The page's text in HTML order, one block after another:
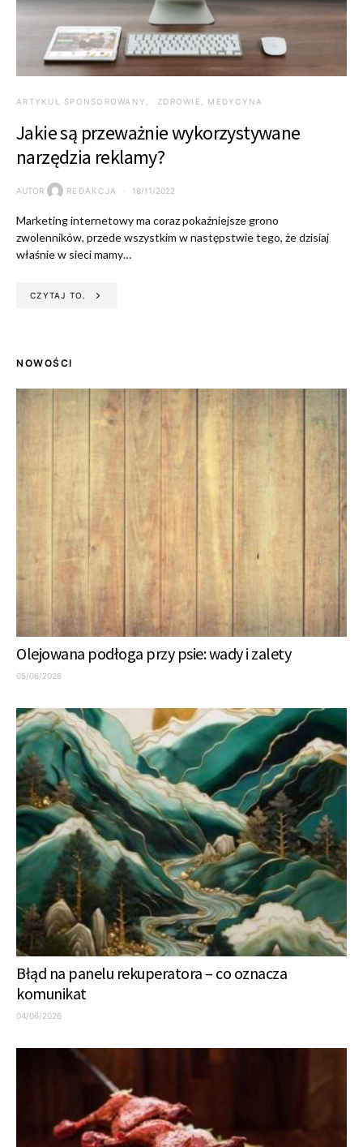
ARTYKUŁ SPONSOROWANY ZDROWIE, MEDYCYNA
Jakie są przeważnie wykorzystywane
narzędzia reklamy?
AUTOR REDAKCJA 18/11/2022
Marketing internetowy ma coraz pokaźniejsze grono
zwolenników, przede wszystkim w następstwie tego, że dzisiaj
właśnie w sieci mamy…
CZYTAJ TO.
NOWOŚCI
Olejowana podłoga przy psie: wady i zalety
05/06/2026
Błąd na panelu rekuperatora – co oznacza
komunikat
04/06/2026